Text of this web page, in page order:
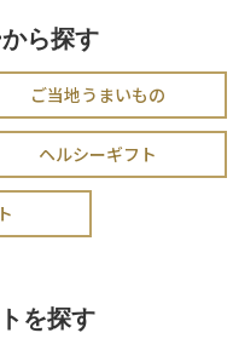
ら探す
ご当地うまいもの
ヘルシーギフト
を探す